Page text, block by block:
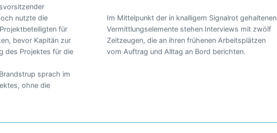
nutzte die
für
bevor Kapitän zur
des Projektes für die
sprach im
ohne die
Im Mittelpunkt der in knalligem Signalrot gehaltenen
Vermittlungselemente stehen Interviews mit zwölf
Zeitzeugen, die an ihren frühenen Arbeitsplätzen
vom Auftrag und Alltag an Bord berichten.